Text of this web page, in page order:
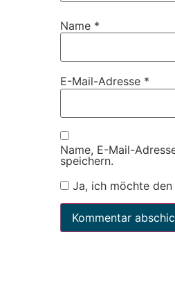
Name *
E-Mail-Adresse *
Name, E-Mail-
speichern.
Ja, ich möchte